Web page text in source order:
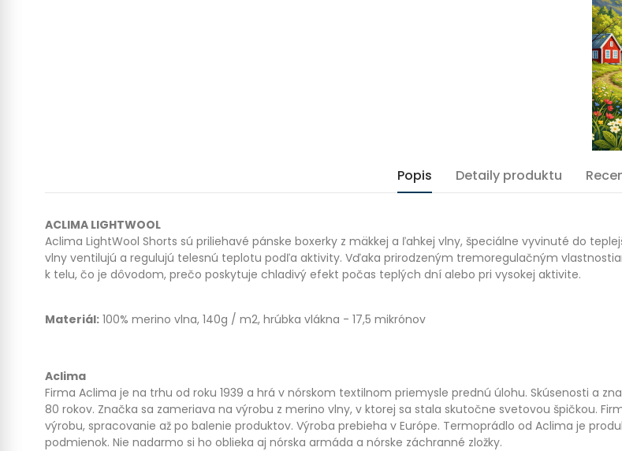
Popis Detaily produktu
ACLIMA LIGHTWOOL
Aclima LightWool Shorts sú priliehavé pánske boxerky z mäkkej a ľahkej vlny, špeciálne vyvinuté do
vlny ventilujú a regulujú telesnú teplotu podľa aktivity. Vďaka prirodzeným tremoregulačným
k telu, čo je dôvodom, prečo poskytuje chladivý efekt počas teplých dní alebo pri vysokej aktivite.
Materiál: 100% merino vlna, 140g / m2, hrúbka vlákna - 17,5 mikrónov
Aclima
Firma Aclima je na trhu od roku 1939 a hrá v nórskom textilnom priemysle prednú úlohu. Skúsenosti a
80 rokov. Značka sa zameriava na výrobu z merino vlny, v ktorej sa stala skutočne svetovou špičkou.
výrobu, spracovanie až po balenie produktov. Výroba prebieha v Európe. Termoprádlo od Aclima je
podmienok. Nie nadarmo si ho oblieka aj nórska armáda a nórske záchranné zložky.